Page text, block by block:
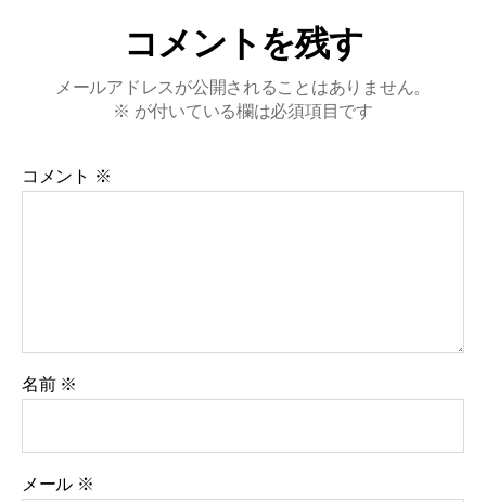
コメントを残す
メールアドレスが公開されることはありません。
※ が付いている欄は必須項目です
コメント ※
名前 ※
メール ※